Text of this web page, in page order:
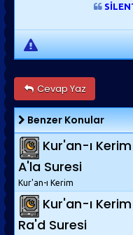
Cevap Yaz
Benzer Konular
Kur'an-ı
A'la Suresi
Kur'an-ı Kerim
Kur'an-ı
Ra'd Suresi